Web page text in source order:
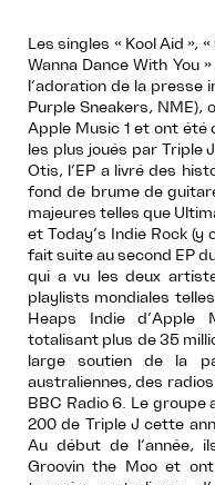
Les singles « Kool Aid »,
Wanna Dance With You
l’adoration de la presse
Purple Sneakers, NME),
Apple Music 1 et ont
les plus joués par Triple
Otis, l’EP a livré des
fond de brume de
majeures telles que
et Today’s Indie Rock (y
fait suite au second EP
qui a vu les deux
playlists mondiales
Heaps Indie d’Apple
totalisant plus de 35
large soutien de la
australiennes, des
BBC Radio 6. Le
200 de Triple J cette
Au début de l’année,
Groovin the Moo et